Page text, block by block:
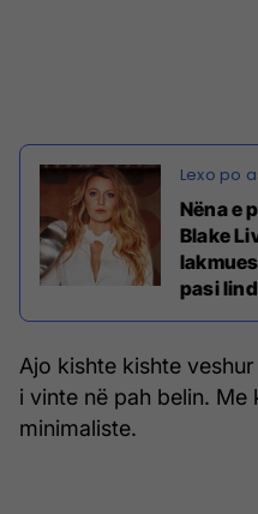
Nëna e
Blake
pasi
Ajo kishte kishte
i vinte në pah belin.
minimaliste.